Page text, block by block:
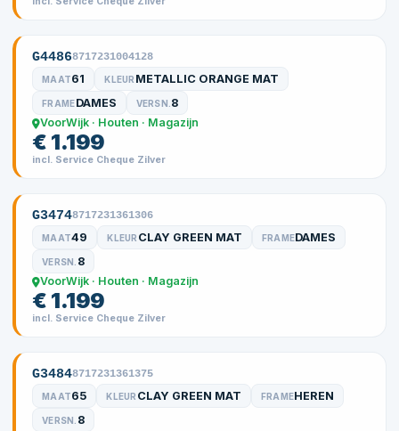
G44868717231004128
MAAT61 KLEUR METALLIC ORANGE MAT
FRAMEDAMES VERSN. 8
VoorWijk · Houten · Magazijn
€ 1.199
incl. Service Cheque Zilver
G34748717231361306
MAAT49 KLEUR CLAY GREEN MAT FRAMEDAMES
VERSN. 8
VoorWijk · Houten · Magazijn
€ 1.199
incl. Service Cheque Zilver
G34848717231361375
MAAT65 KLEUR CLAY GREEN MAT FRAMEHEREN
VERSN. 8